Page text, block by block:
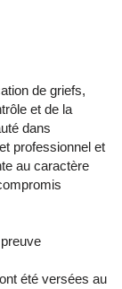
de griefs,
et de la
dans
professionnel et
au caractère
été versées au